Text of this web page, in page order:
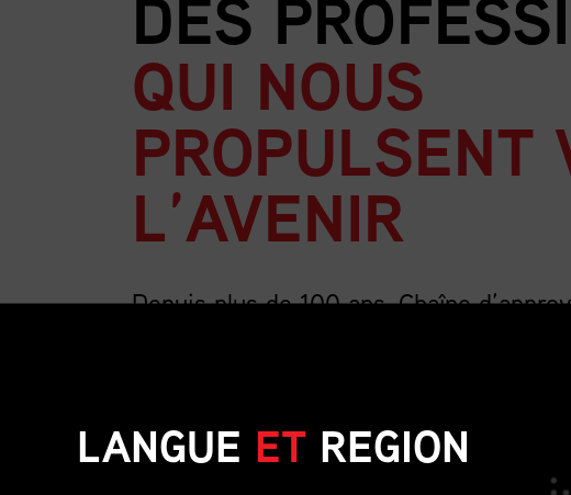
DES
QUI NOUS
PROPULSENT
L’AVENIR
Depuis plus de 100 ans, Chaîne
Nous sommes forts de nos 4 000 membres, un
représentons aussi la profession plus large œuvrant
LANGUE ET REGION